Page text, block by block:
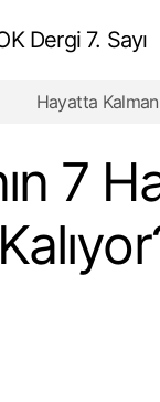
Dergi 7. Sayı
Hayatta
7